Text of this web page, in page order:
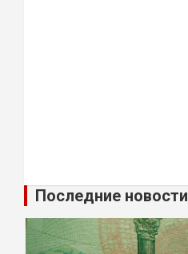
Последние новости